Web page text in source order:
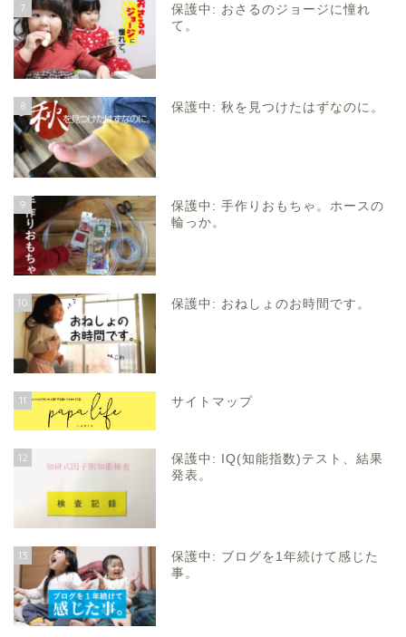
7
保護中: おさるのジョージに憧れ
て。
8 保護中: 秋を見つけたはずなのに。
9
保護中: 手作りおもちゃ。ホースの
輪っか。
10 保護中: おねしょのお時間です。
11 サイトマップ
12
保護中: IQ(知能指数)テスト、結果
発表。
13
保護中: ブログを1年続けて感じた
事。